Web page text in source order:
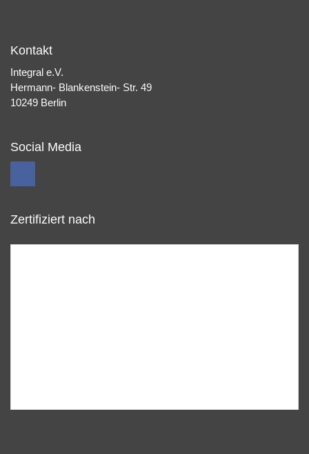
Kontakt
Integral e.V.
Hermann- Blankenstein- Str. 49
10249 Berlin
Social Media
Zertifiziert nach